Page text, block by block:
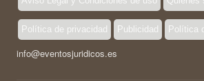
Política de privacidad Publicidad Política
info@eventosjuridicos.es